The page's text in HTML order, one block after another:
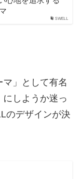
SWELL
」として有名
しようか迷っ
のデザインが決